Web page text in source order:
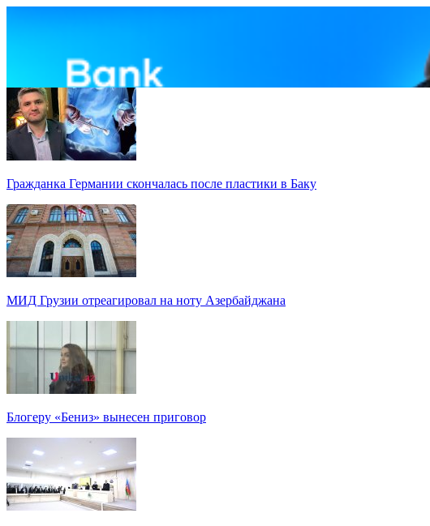
Гражданка Германии скончалась после пластики в Баку
МИД Грузии отреагировал на ноту Азербайджана
Блогеру «Бениз» вынесен приговор